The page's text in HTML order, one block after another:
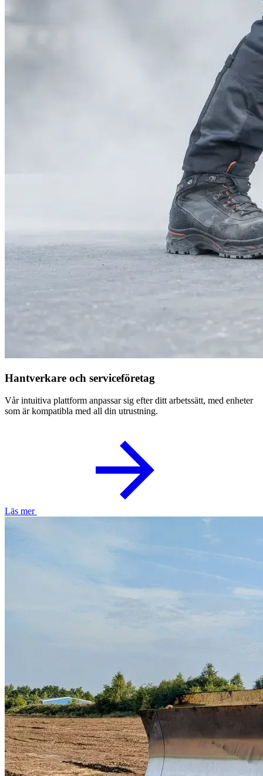
Hantverkare och serviceföretag
Vår intuitiva plattform anpassar sig efter ditt arbetssätt, med enheter
som är kompatibla med all din utrustning.
Läs mer